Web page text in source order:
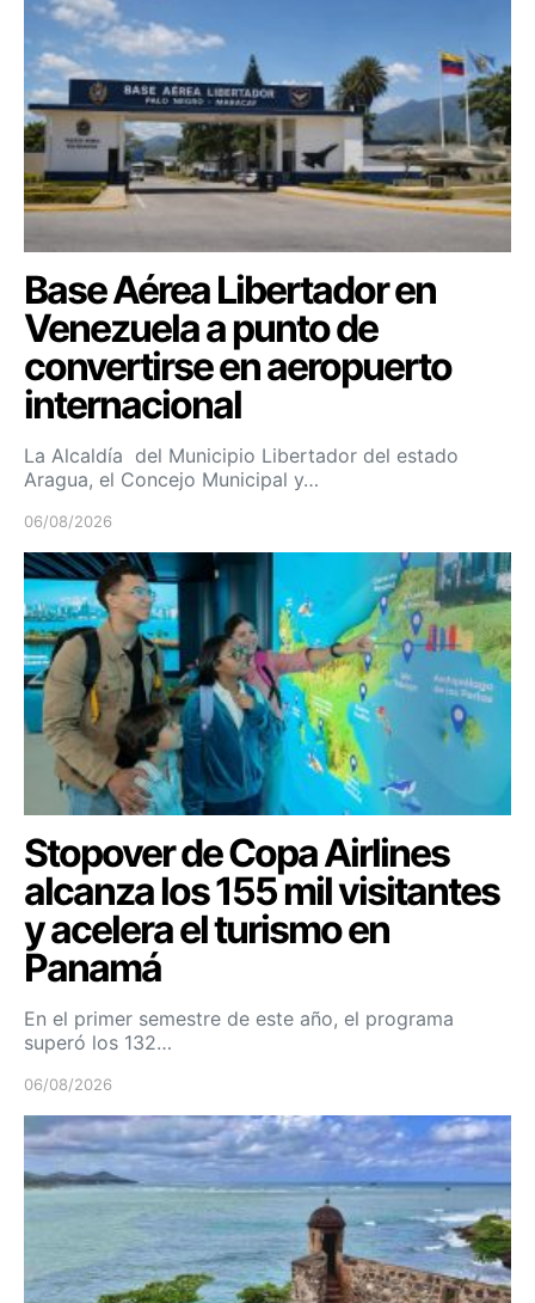
Base Aérea Libertador en
Venezuela a punto de
convertirse en aeropuerto
internacional
La Alcaldía del Municipio Libertador del estado
Aragua, el Concejo Municipal y…
06/08/2026
Stopover de Copa Airlines
alcanza los 155 mil visitantes
y acelera el turismo en
Panamá
En el primer semestre de este año, el programa
superó los 132…
06/08/2026